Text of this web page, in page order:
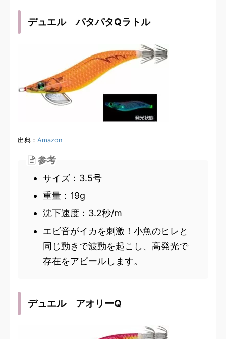
デュエル パタパタQラトル
出典： Amazon
参考
サイズ：3.5号
重量：19g
沈下速度：3.2秒/m
エビ音がイカを刺激！小魚のヒレと
同じ動きで波動を起こし、高発光で
存在をアピールします。
デュエル アオリーQ